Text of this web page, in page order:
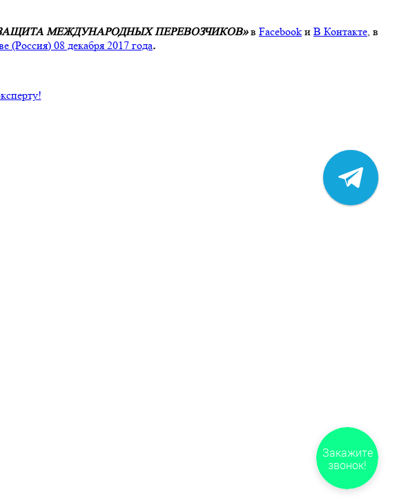
МЕЖДУНАРОДНЫХ ПЕРЕВОЗЧИКОВ»в Facebook и В Контакте, в
(Россия) 08 декабря 2017 года.
Закажите
звонок!